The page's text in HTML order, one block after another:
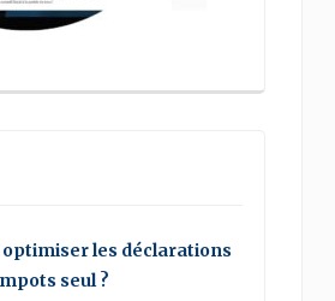
les déclarations
seul ?